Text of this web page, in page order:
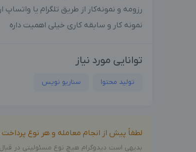
رزومه و نمونه‌کار از طریق تلگرام یا واتساپ
نمونه کار و سابقه کاری خیلی اهمیت داره
توانایی مورد نیاز
تولید محتوا سناریو نویس
لطفاً پیش از انجام معامله و هر نوع
بدیهی است دیدوگرام هیچ نوع مسئولیتی در